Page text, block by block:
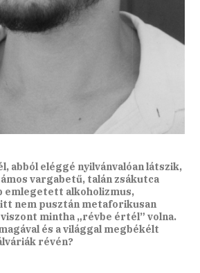
abból eléggé nyilvánvalóan látszik,
vargabetű, talán zsákutca
emlegetett alkoholizmus,
itt nem pusztán metaforikusan
mintha „révbe értél” volna.
és a világgal megbékélt
révén?